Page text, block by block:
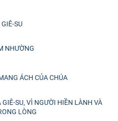
SU
NHƯỜNG
ÁCH CỦA CHÚA
GIÊ-SU, VÌ NGƯỜI HIỀN LÀNH VÀ
LÒNG